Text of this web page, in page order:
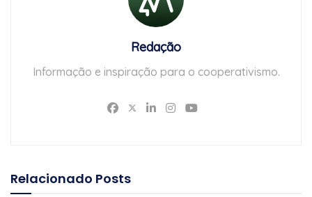
Redação
Informação e inspiração para o cooperativismo.
Relacionado Posts